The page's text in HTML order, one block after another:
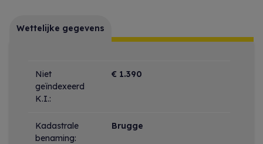
Wettelijke gegevens
Wettelijke gegevens
Niet
geïndexeerd
K.I.:
€ 1.390
Kadastrale
benaming:
Brugge